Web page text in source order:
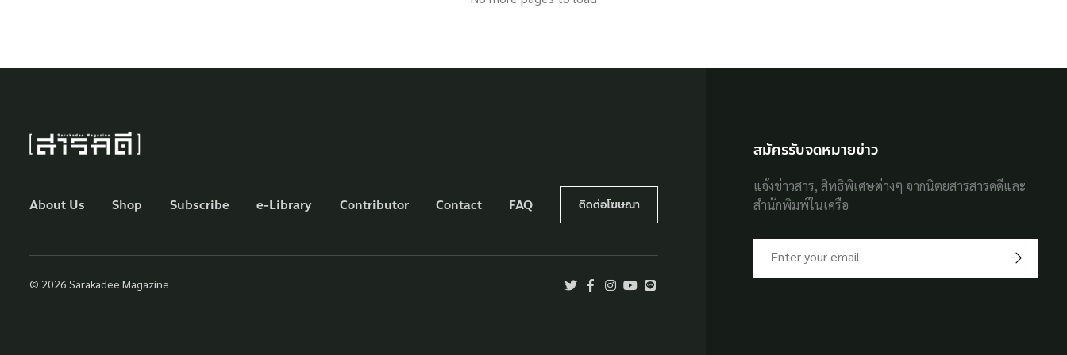
About Us Shop Subscribe e-Library Contributor Contact FAQ ติดต่อโฆษณา
© 2026 Sarakadee Magazine
สมัครรับจดหมายข่าว
แจ้งข่าวสาร, สิทธิพิเศษต่างๆ จากนิตยสารสารคดีและ
สำนักพิมพ์ในเครือ